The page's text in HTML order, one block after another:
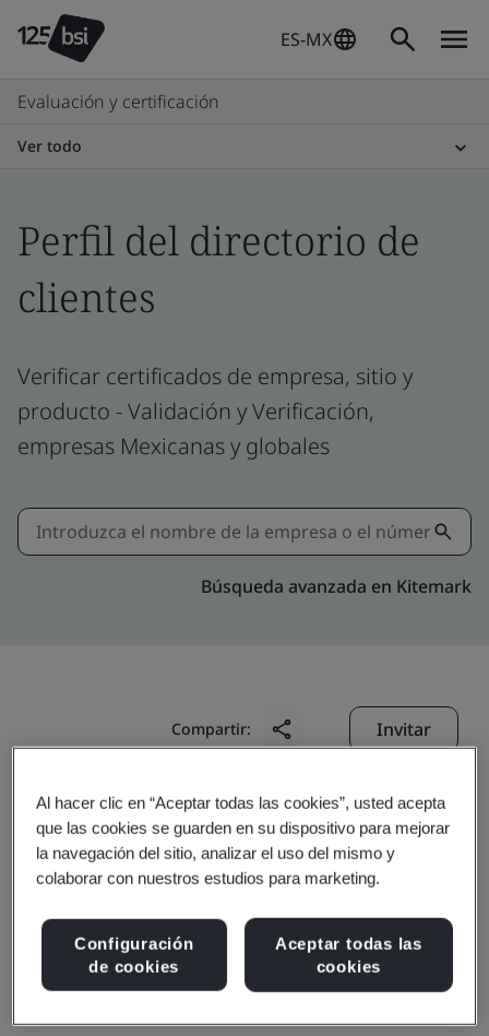
ES-MX
Evaluación y certificación
Ver todo
Perfil del directorio de
clientes
Verificar certificados de empresa, sitio y
producto - Validación y Verificación,
empresas Mexicanas y globales
Búsqueda avanzada en Kitemark
Compartir: Invitar
Tianqi Lithium (Jiangsu)
Co., Ltd.
Al hacer clic en “Aceptar todas las cookies”, usted acepta
que las cookies se guarden en su dispositivo para mejorar
la navegación del sitio, analizar el uso del mismo y
colaborar con nuestros estudios para marketing.
Configuración
de cookies
Aceptar todas las
cookies